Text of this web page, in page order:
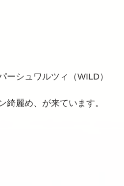
ーシュワルツィ（WILD）
綺麗め、が来ています。